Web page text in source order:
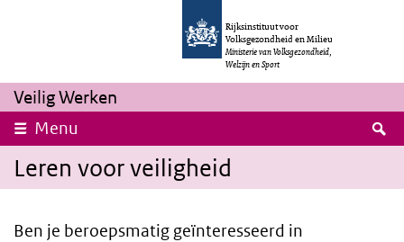
Overslaan en naar de inhoud gaan
Rijksinstituut voor
Volksgezondheid en Milieu
Ministerie van Volksgezondheid,
Welzijn en Sport
Veilig Werken
Menu
Leren voor veiligheid
Ben je beroepsmatig geïnteresseerd in